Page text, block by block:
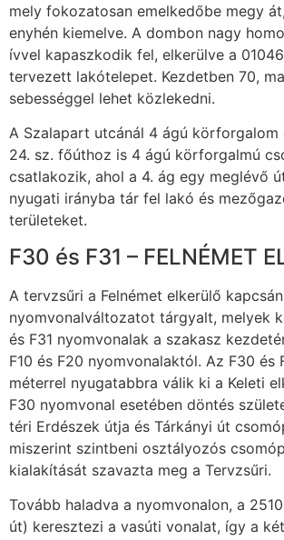
mely fokozatosan emelkedőbe megy
enyhén kiemelve. A dombon nagy
ívvel kapaszkodik fel, elkerülve a
tervezett lakótelepet. Kezdetben 70,
sebességgel lehet közlekedni.
A Szalapart utcánál 4 ágú körforgalom
24. sz. főúthoz is 4 ágú körforgalmú
csatlakozik, ahol a 4. ág egy meglévő
nyugati irányba tár fel lakó és
területeket.
F30 és F31 – FELNÉMET
A tervzsűri a Felnémet elkerülő
nyomvonalváltozatot tárgyalt, melyek
és F31 nyomvonalak a szakasz
F10 és F20 nyomvonalaktól. Az F30 és
méterrel nyugatabbra válik ki a Keleti
F30 nyomvonal esetében döntés
téri Erdészek útja és Tárkányi út
miszerint szintbeni osztályozós
kialakítását szavazta meg a Tervzsűri.
Tovább haladva a nyomvonalon, a
út) keresztezi a vasúti vonalat, így a